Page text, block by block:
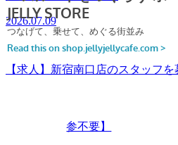
2026.07.09
【求人】新宿南口店のスタッフ
参不要】